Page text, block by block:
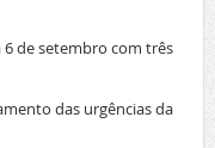
6 de setembro com três
das urgências da